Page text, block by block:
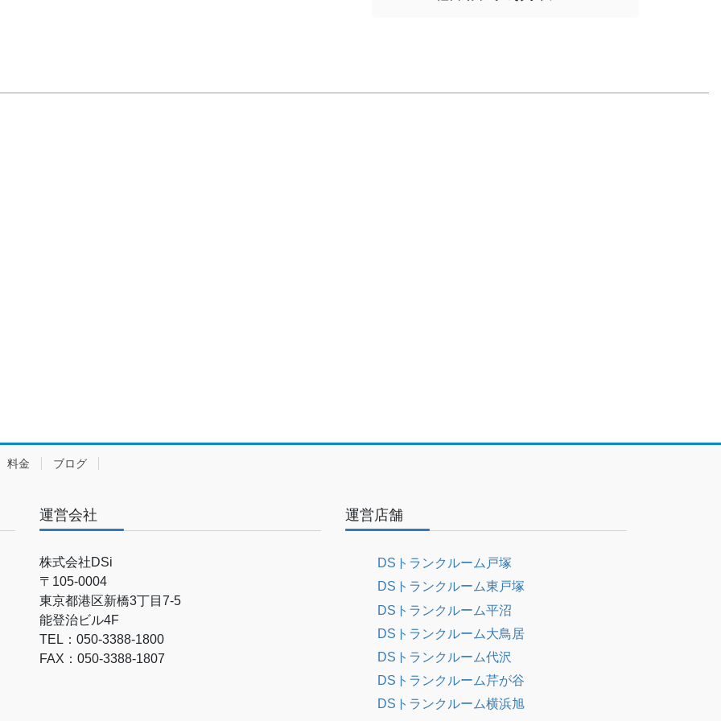
料金 ブログ
運営会社
株式会社DSi
〒105-0004
東京都港区新橋3丁目7-5
能登治ビル4F
TEL：050-3388-1800
FAX：050-3388-1807
運営店舗
DSトランクルーム戸塚
DSトランクルーム東戸塚
DSトランクルーム平沼
DSトランクルーム大鳥居
DSトランクルーム代沢
DSトランクルーム芹が谷
DSトランクルーム横浜旭